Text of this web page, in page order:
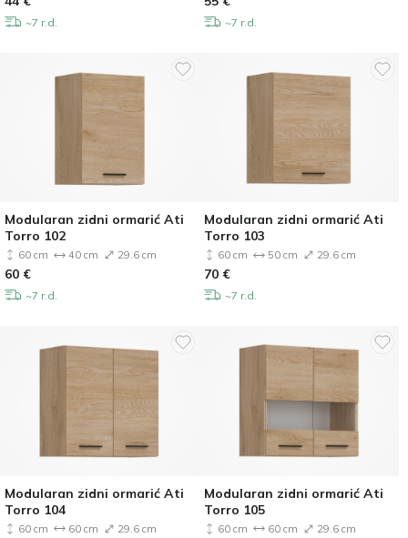
~7 r.d. ~7 r.d.
Modularan zidni ormarić Ati
Torro 102
60 cm 40 cm 29.6 cm
60 €
~7 r.d.
Modularan zidni ormarić Ati
Torro 103
60 cm 50 cm 29.6 cm
70 €
~7 r.d.
Modularan zidni ormarić Ati
Torro 104
60 cm 60 cm 29.6 cm
Modularan zidni ormarić Ati
Torro 105
60 cm 60 cm 29.6 cm